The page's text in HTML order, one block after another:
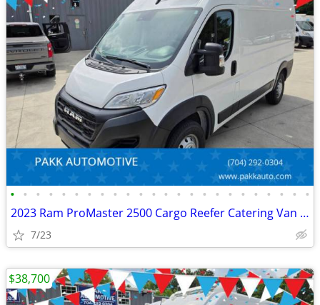
• • • • • • • • • • • • • • • • • • • • • • • •
2023 Ram ProMaster 2500 Cargo Reefer Catering Van Thermo King V320
7/23
$38,700